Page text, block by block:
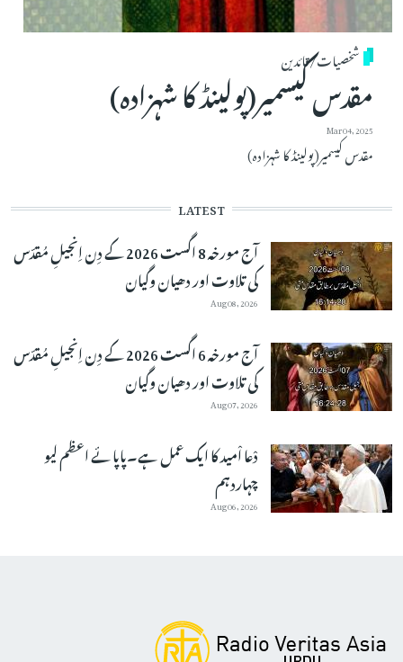
شخصیات/قائدین
مقدس کیسمیر(پولینڈ کا شہزادہ)
Mar 04, 2025
مقدس کیسمیر(پولینڈ کا شہزادہ)
LATEST
آج مورخہ 8 اگست 2026 کے دِن اِنجیلِ مُقدّس
کی تلاوت اور دھیان وگیان
Aug 08, 2026
آج مورخہ 6 اگست 2026 کے دِن اِنجیلِ مُقدّس
کی تلاوت اور دھیان وگیان
Aug 07, 2026
دْعا اْمید کا ایک عمل ہے۔پاپائے اعظم لیو
چہاردہم
Aug 06, 2026